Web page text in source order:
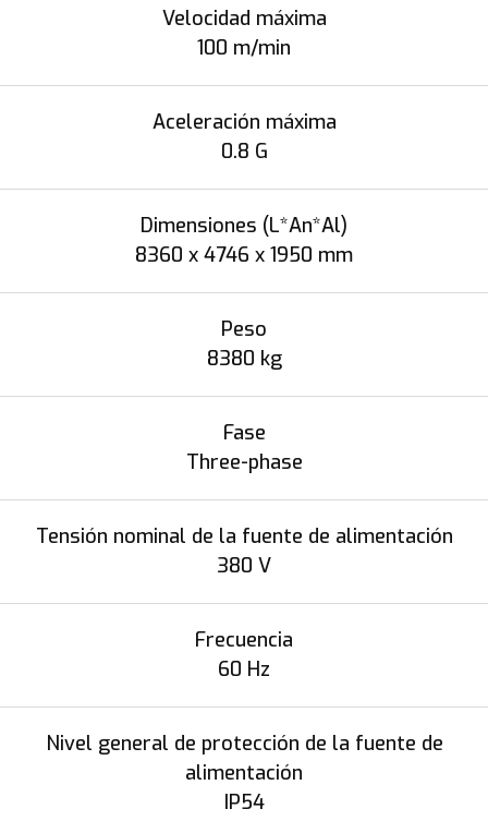
Velocidad máxima
100 m/min
Aceleración máxima
0.8 G
Dimensiones (L*An*Al)
8360 x 4746 x 1950 mm
Peso
8380 kg
Fase
Three-phase
Tensión nominal de la fuente de alimentación
380 V
Frecuencia
60 Hz
Nivel general de protección de la fuente de
alimentación
IP54